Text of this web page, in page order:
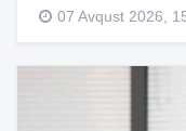
07 Avqust 2026,